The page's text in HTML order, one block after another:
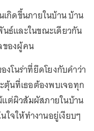
กิดขึ้นภายในบ้าน บ้าน
ธ์และในขณะเดียวกัน
ของผู้คน
โนร่าที่ยึดโยงกับคำว่า
ตุ้นที่เธอต้องพบเจอทุก
แต่ผิวสัมผัสภายในบ้าน
จให้ทำงานอยู่เงียบๆ